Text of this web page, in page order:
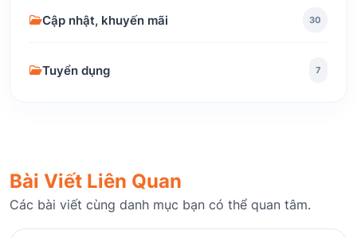
Cập nhật, khuyến mãi 30
Tuyển dụng 7
Bài Viết Liên Quan
Các bài viết cùng danh mục bạn có thể quan tâm.